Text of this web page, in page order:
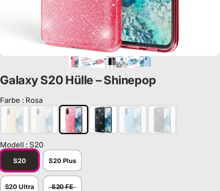
Galaxy S20 Hülle – Shinepop
Farbe : Rosa
Farbe
Modell : S20
Modell
S20 S20 Plus
S20 Ultra S20 FE